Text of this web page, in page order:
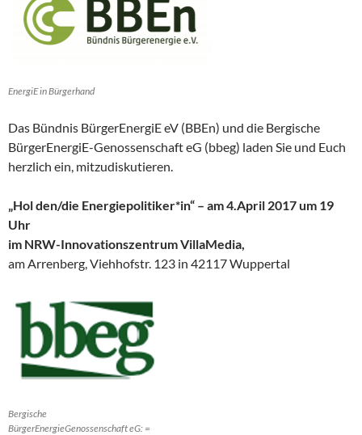
EnergiE in Bürgerhand
Das Bündnis BürgerEnergiE eV (BBEn) und die Bergische
BürgerEnergiE-Genossenschaft eG (bbeg) laden Sie und Euch
herzlich ein, mitzudiskutieren.
„Hol den/die Energiepolitiker*in“ – am 4.April 2017 um 19
Uhr
im NRW-Innovationszentrum VillaMedia,
am Arrenberg, Viehhofstr. 123 in 42117 Wuppertal
Bergische
BürgerEnergieGenossenschaft eG: =